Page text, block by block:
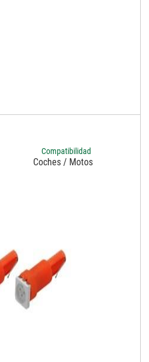
Compatibilidad
Coches / Motos